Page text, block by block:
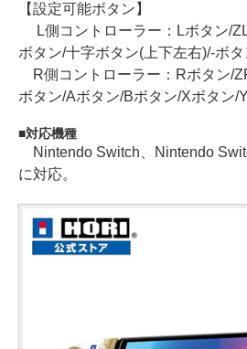
【設定可能ボタン】
L側コントローラー：Lボタン/
ボタン/十字ボタン(上下左右)/-ボタ
R側コントローラー：Rボタン/
ボタン/Aボタン/Bボタン/Xボタン/
対応機種
Nintendo Switch、Nintendo
に対応。